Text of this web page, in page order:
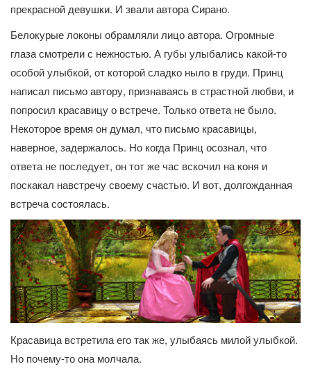
прекрасной девушки. И звали автора Сирано.
Белокурые локоны обрамляли лицо автора. Огромные
глаза смотрели с нежностью. А губы улыбались какой-то
особой улыбкой, от которой сладко ныло в груди. Принц
написал письмо автору, признаваясь в страстной любви, и
попросил красавицу о встрече. Только ответа не было.
Некоторое время он думал, что письмо красавицы,
наверное, задержалось. Но когда Принц осознал, что
ответа не последует, он тот же час вскочил на коня и
поскакал навстречу своему счастью. И вот, долгожданная
встреча состоялась.
Красавица встретила его так же, улыбаясь милой улыбкой.
Но почему-то она молчала.